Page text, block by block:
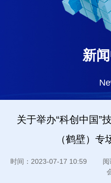
新
关于举办“科创中国
（鹤壁）专
时间：2023-07-17 10:59